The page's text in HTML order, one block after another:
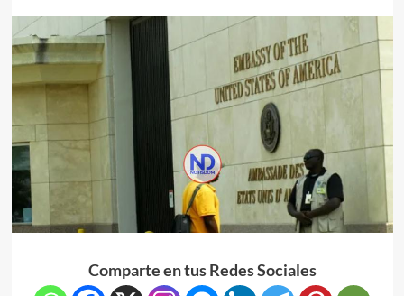
Comparte en tus Redes Sociales